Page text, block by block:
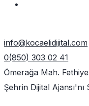
info@kocaelidijital.com
0(850) 303 02 41
Ömerağa Mah.
Şehrin Dijital Ajansı'nı